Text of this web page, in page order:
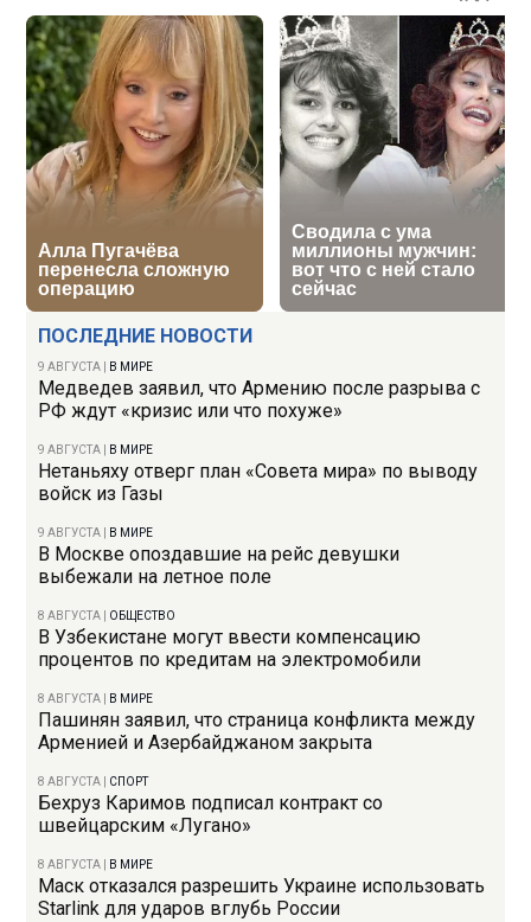
ПОСЛЕДНИЕ НОВОСТИ
9 АВГУСТА В МИРЕ
Медведев заявил, что Армению после разрыва с
РФ ждут «кризис или что похуже»
9 АВГУСТА В МИРЕ
Нетаньяху отверг план «Совета мира» по выводу
войск из Газы
9 АВГУСТА В МИРЕ
В Москве опоздавшие на рейс девушки
выбежали на летное поле
8 АВГУСТА ОБЩЕСТВО
В Узбекистане могут ввести компенсацию
процентов по кредитам на электромобили
8 АВГУСТА В МИРЕ
Пашинян заявил, что страница конфликта между
Арменией и Азербайджаном закрыта
8 АВГУСТА СПОРТ
Бехруз Каримов подписал контракт со
швейцарским «Лугано»
8 АВГУСТА В МИРЕ
Маск отказался разрешить Украине использовать
Starlink для ударов вглубь России